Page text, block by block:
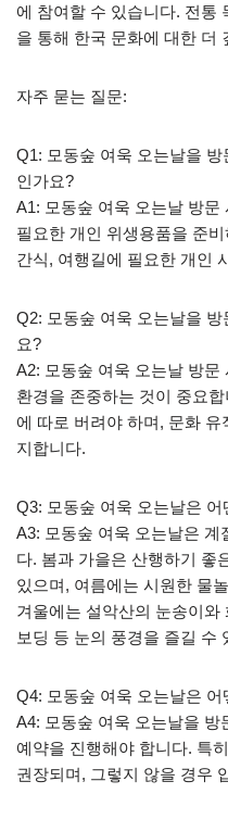
에 참여할 수 있습니다. 전통
을 통해 한국 문화에 대한 더
자주 묻는 질문:
Q1: 모동숲 여욱 오는날을
인가요?
A1: 모동숲 여욱 오는날 방문
필요한 개인 위생용품을 준
간식, 여행길에 필요한 개인
Q2: 모동숲 여욱 오는날을
요?
A2: 모동숲 여욱 오는날 방문
환경을 존중하는 것이 중요
에 따로 버려야 하며, 문화
지합니다.
Q3: 모동숲 여욱 오는날은
A3: 모동숲 여욱 오는날은 계
다. 봄과 가을은 산행하기 좋
있으며, 여름에는 시원한 물
겨울에는 설악산의 눈송이와
보딩 등 눈의 풍경을 즐길 수
Q4: 모동숲 여욱 오는날은
A4: 모동숲 여욱 오는날을 방
예약을 진행해야 합니다. 특
권장되며, 그렇지 않을 경우